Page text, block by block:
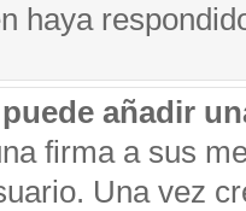
haya
añadir
firma a sus
Una vez